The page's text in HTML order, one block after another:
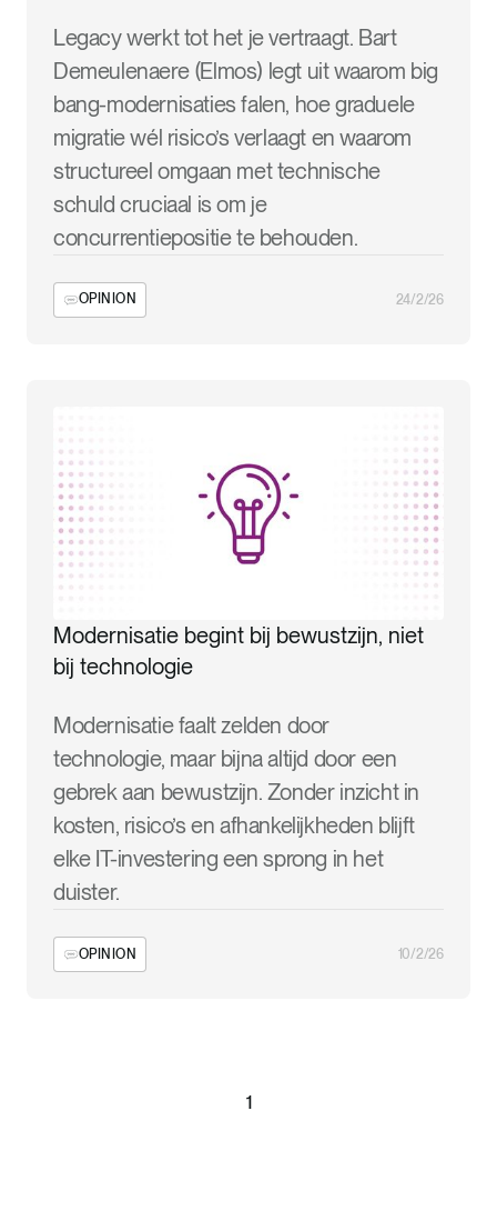
Legacy werkt tot het je vertraagt. Bart
Demeulenaere (Elmos) legt uit waarom big
bang-modernisaties falen, hoe graduele
migratie wél risico’s verlaagt en waarom
structureel omgaan met technische
schuld cruciaal is om je
concurrentiepositie te behouden.
OPINION 24/2/26
Modernisatie begint bij bewustzijn, niet
bij technologie
Modernisatie faalt zelden door
technologie, maar bijna altijd door een
gebrek aan bewustzijn. Zonder inzicht in
kosten, risico’s en afhankelijkheden blijft
elke IT-investering een sprong in het
duister.
OPINION 10/2/26
1